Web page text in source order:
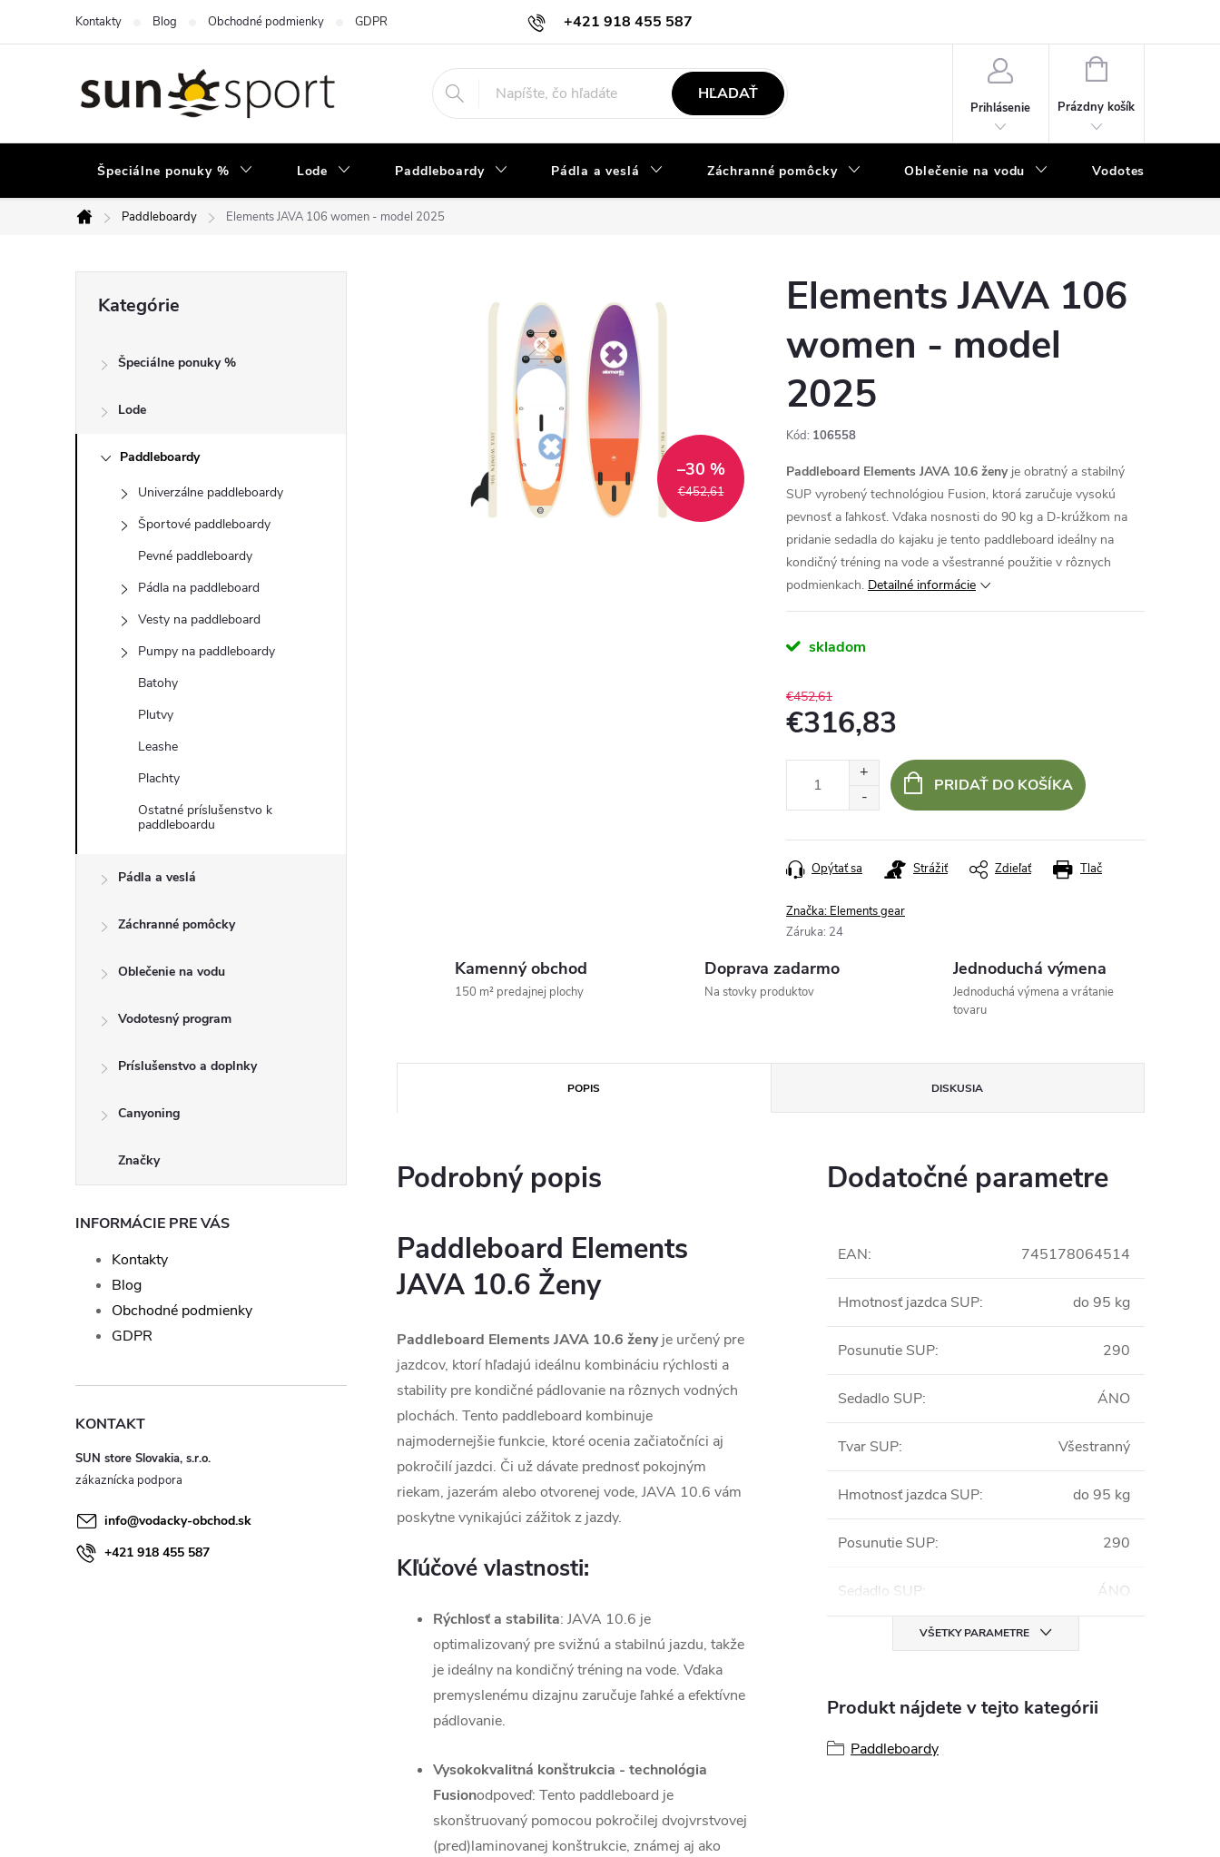
+421 918 455 587
info@vodacky-obchod.sk
Kontakty Blog Obchodné podmienky GDPR
HĽADAŤ
Prihlásenie
NÁKUPNÝ
Prázdny košík
Špeciálne ponuky % Lode Paddleboardy Pádla a veslá Záchranné pomôcky Oblečenie na vodu Vodotesný program
Domov
Paddleboardy Elements JAVA 106 women - model 2025
n
kategórie
Kategórie
Špeciálne ponuky %
Lode
Paddleboardy
Univerzálne paddleboardy
Športové paddleboardy
Pevné paddleboardy
Pádla na paddleboard
Vesty na paddleboard
Pumpy na paddleboardy
Batohy
Plutvy
Leashe
Plachty
Ostatné príslušenstvo k
paddleboardu
Pádla a veslá
Záchranné pomôcky
Oblečenie na vodu
Vodotesný program
Príslušenstvo a doplnky
Canyoning
Značky
INFORMÁCIE PRE VÁS
Kontakty
Blog
Obchodné podmienky
GDPR
KONTAKT
SUN store Slovakia, s.r.o.
info@vodacky-obchod.sk
+421 918 455 587
€452,61
–30 %
Elements JAVA 106
women - model
2025
Kód: 106558
Paddleboard Elements JAVA 10.6 ženyje obratný a stabilný
SUP vyrobený technológiou Fusion, ktorá zaručuje vysokú
pevnosť a ľahkosť. Vďaka nosnosti do 90 kg a D-krúžkom na
pridanie sedadla do kajaku je tento paddleboard ideálny na
kondičný tréning na vode a všestranné použitie v rôznych
podmienkach. Detailné informácie
skladom
€452,61
€316,83
PRIDAŤ DO KOŠÍKA
Tlač
Opýtať sa Strážiť Zdieľať
Značka: Elements gear
Záruka: 24
Kamenný obchod
150 m² predajnej plochy
Doprava zadarmo
Na stovky produktov
Jednoduchá výmena
Jednoduchá výmena a vrátanie
tovaru
POPIS DISKUSIA
Podrobný popis
Paddleboard Elements
JAVA 10.6 Ženy
Paddleboard Elements JAVA 10.6 ženyje určený pre
jazdcov, ktorí hľadajú ideálnu kombináciu rýchlosti a
stability pre kondičné pádlovanie na rôznych vodných
plochách. Tento paddleboard kombinuje
najmodernejšie funkcie, ktoré ocenia začiatočníci aj
pokročilí jazdci. Či už dávate prednosť pokojným
riekam, jazerám alebo otvorenej vode, JAVA 10.6 vám
poskytne vynikajúci zážitok z jazdy.
Kľúčové vlastnosti:
Rýchlosť a stabilita: JAVA 10.6 je
optimalizovaný pre svižnú a stabilnú jazdu, takže
je ideálny na kondičný tréning na vode. Vďaka
premyslenému dizajnu zaručuje ľahké a efektívne
pádlovanie.
Vysokokvalitná konštrukcia - technológia
Fusionodpoveď: Tento paddleboard je
skonštruovaný pomocou pokročilej dvojvrstvovej
(pred)laminovanej konštrukcie, známej aj ako
Dodatočné parametre
EAN: 745178064514
Hmotnosť jazdca SUP: do 95 kg
Posunutie SUP: 290
Sedadlo SUP: ÁNO
Tvar SUP: Všestranný
Hmotnosť jazdca SUP: do 95 kg
Posunutie SUP: 290
Sedadlo SUP: ÁNO
VŠETKY PARAMETRE
Produkt nájdete v tejto kategórii
Paddleboardy